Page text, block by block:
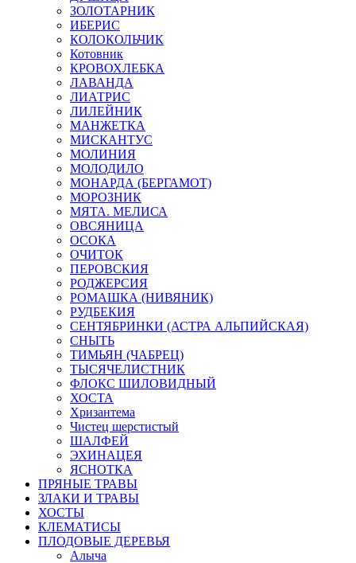
ЗОЛОТАРНИК
ИБЕРИС
КОЛОКОЛЬЧИК
Котовник
КРОВОХЛЕБКА
ЛАВАНДА
ЛИАТРИС
ЛИЛЕЙНИК
МАНЖЕТКА
МИСКАНТУС
МОЛИНИЯ
МОЛОДИЛО
МОНАРДА (БЕРГАМОТ)
МОРОЗНИК
МЯТА. МЕЛИСА
ОВСЯНИЦА
ОСОКА
ОЧИТОК
ПЕРОВСКИЯ
РОДЖЕРСИЯ
РОМАШКА (НИВЯНИК)
РУДБЕКИЯ
СЕНТЯБРИНКИ (АСТРА АЛЬПИЙСКАЯ)
СНЫТЬ
ТИМЬЯН (ЧАБРЕЦ)
ТЫСЯЧЕЛИСТНИК
ФЛОКС ШИЛОВИДНЫЙ
ХОСТА
Хризантема
Чистец шерстистый
ШАЛФЕЙ
ЭХИНАЦЕЯ
ЯСНОТКА
ПРЯНЫЕ ТРАВЫ
ЗЛАКИ И ТРАВЫ
ХОСТЫ
КЛЕМАТИСЫ
ПЛОДОВЫЕ ДЕРЕВЬЯ
Алыча